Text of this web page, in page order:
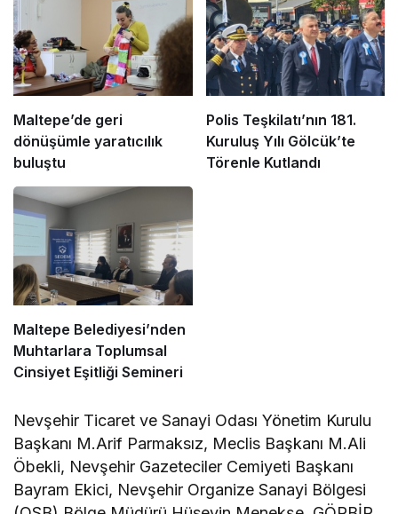
Maltepe’de geri
dönüşümle yaratıcılık
buluştu
Polis Teşkilatı’nın 181.
Kuruluş Yılı Gölcük’te
Törenle Kutlandı
Maltepe Belediyesi’nden
Muhtarlara Toplumsal
Cinsiyet Eşitliği Semineri
Nevşehir Ticaret ve Sanayi Odası Yönetim Kurulu
Başkanı M.Arif Parmaksız, Meclis Başkanı M.Ali
Öbekli, Nevşehir Gazeteciler Cemiyeti Başkanı
Bayram Ekici, Nevşehir Organize Sanayi Bölgesi